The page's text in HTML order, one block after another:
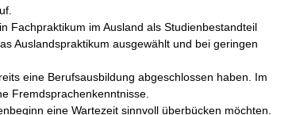
Fachpraktikum im Ausland als Studienbestandteil
Auslandspraktikum ausgewählt und bei geringen
eine Berufsausbildung abgeschlossen haben. Im
Fremdsprachenkenntnisse.
eine Wartezeit sinnvoll überbücken möchten.